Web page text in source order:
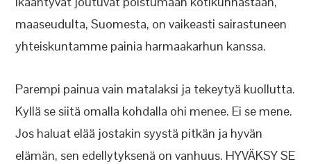
maaseudulta, Suomesta, on vaikeasti sairastuneen
yhteiskuntamme painia harmaakarhun kanssa.
Parempi painua vain matalaksi ja tekeytyä kuollutta.
Kyllä se siitä omalla kohdalla ohi menee. Ei se mene.
Jos haluat elää jostakin syystä pitkän ja hyvän
elämän, sen edellytyksenä on vanhuus. HYVÄKSY SE